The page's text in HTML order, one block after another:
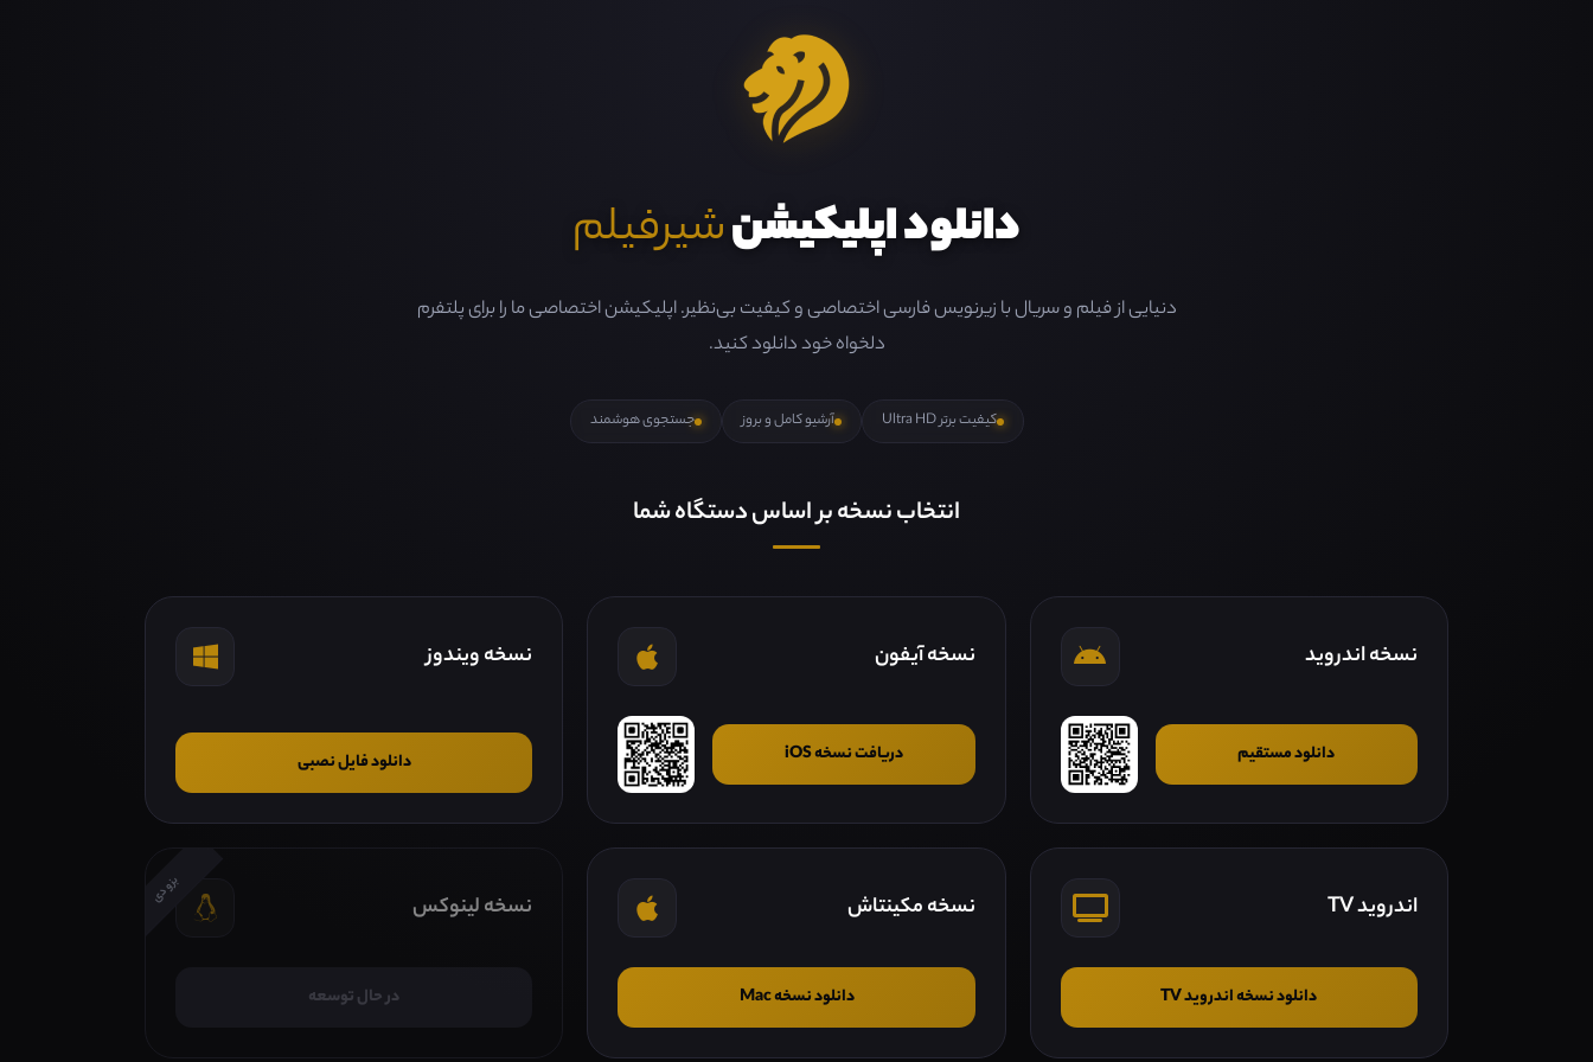
دانلود اپلیکیشنشیرفیلم
دنیایی از فیلم و سریال با زیرنویس فارسی اختصاصی و کیفیت بی‌نظیر. اپلیکیشن اختصاصی ما را برای پلتفرم
دلخواه خود دانلود کنید.
کیفیت برتر Ultra HD آرشیو کامل و بروز جستجوی هوشمند
انتخاب نسخه بر اساس دستگاه شما
نسخه اندروید
دانلود مستقیم
نسخه آیفون
دریافت نسخه iOS
نسخه ویندوز
دانلود فایل نصبی
اندروید TV
دانلود نسخه اندروید TV
نسخه مکینتاش
دانلود نسخه Mac
بزودی
نسخه لینوکس
در حال توسعه